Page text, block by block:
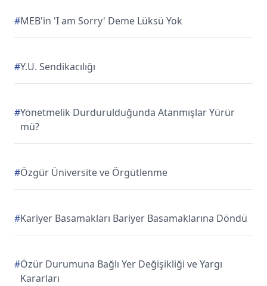
#MEB'in 'I am Sorry' Deme Lüksü Yok
#Y.U. Sendikacılığı
#Yönetmelik Durdurulduğunda Atanmışlar Yürür
mü?
#Özgür Üniversite ve Örgütlenme
#Kariyer Basamakları Bariyer Basamaklarına Döndü
#Özür Durumuna Bağlı Yer Değişikliği ve Yargı
Kararları